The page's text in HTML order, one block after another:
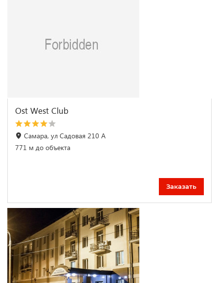
Ost West Club
Самара, ул Садовая 210 А
771 м до объекта
Заказать